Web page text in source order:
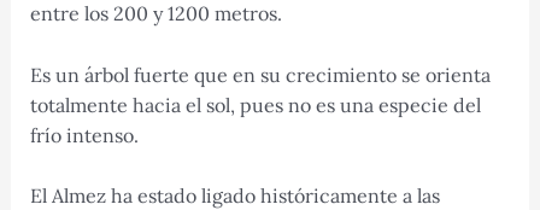
entre los 200 y 1200 metros.
Es un árbol fuerte que en su crecimiento se orienta
totalmente hacia el sol, pues no es una especie del
frío intenso.
El Almez ha estado ligado históricamente a las